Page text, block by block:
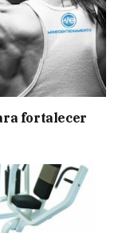
fortalecer